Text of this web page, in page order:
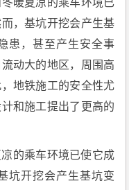
暖夏凉的乘车环境已
，基坑开挖会产生基
患，甚至产生安全事
动大的地区，周围高
地铁施工的安全性尤
和施工提出了更高的
的乘车环境已使它成
坑开挖会产生基坑变